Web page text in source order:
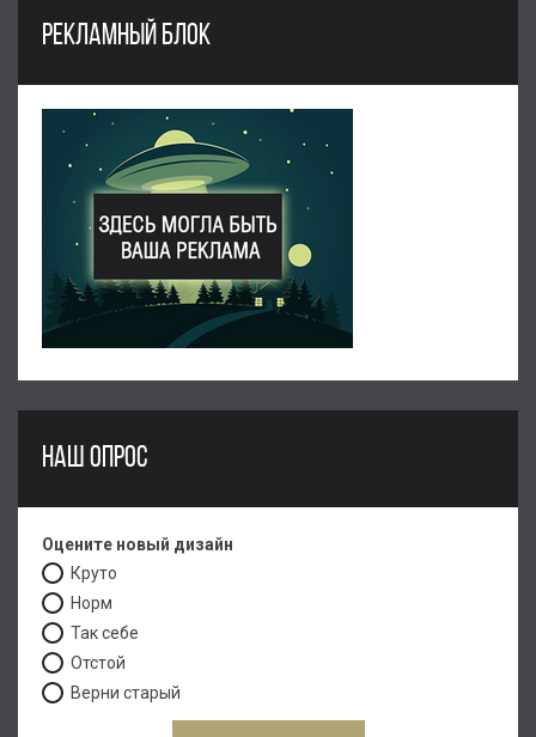
РЕКЛАМНЫЙ БЛОК
НАШ ОПРОС
Оцените новый дизайн
Круто
Норм
Так себе
Отстой
Верни старый